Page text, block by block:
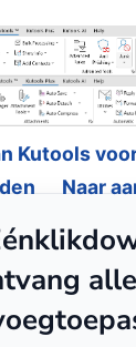
Kutools
Naar